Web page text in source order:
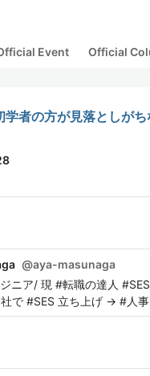
Event Official
学者の方が見落としが
@aya-masunaga
ニア/ 現 #転職の達人
で #SES 立ち上げ → #人